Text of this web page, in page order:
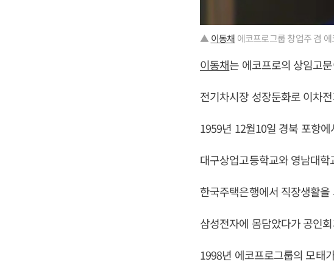
▲ 이동채 에코프로그룹 창업주 겸
이동채는 에코프로의 상임고
전기차시장 성장둔화로 이차
1959년 12월10일 경북 포항
대구상업고등학교와 영남대
한국주택은행에서 직장생활을
삼성전자에 몸담았다가 공인
1998년 에코프로그룹의 모태